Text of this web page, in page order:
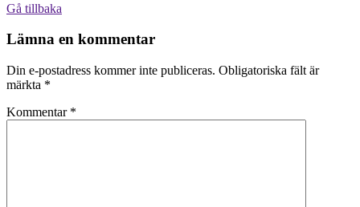
Gå tillbaka
Lämna en kommentar
Din e-postadress kommer inte publiceras. Obligatoriska fält är
märkta *
Kommentar *